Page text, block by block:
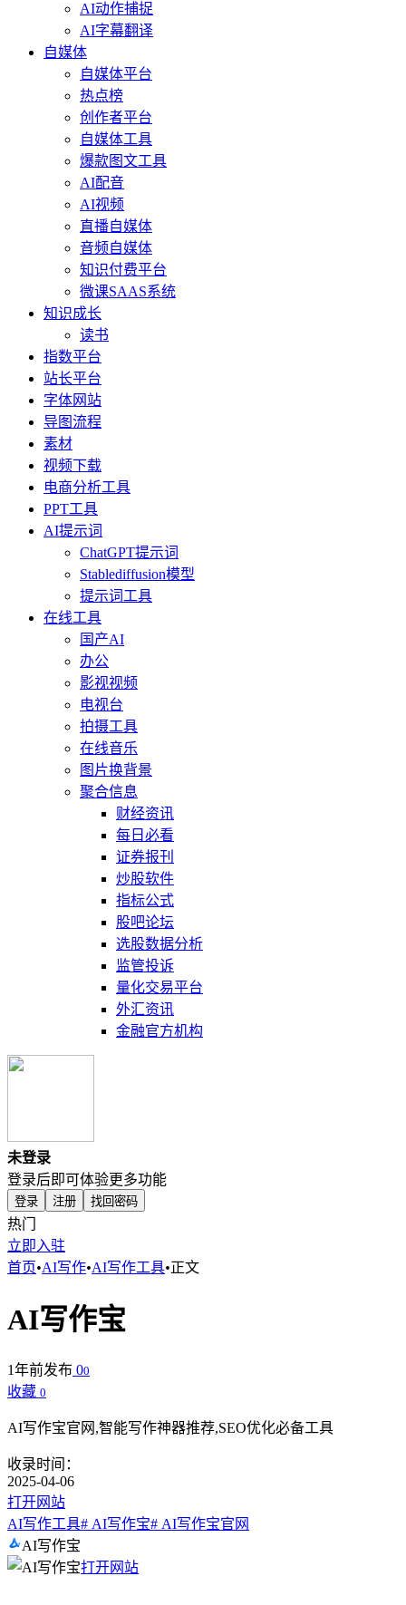
AI动作捕捉
AI字幕翻译
自媒体
自媒体平台
热点榜
创作者平台
自媒体工具
爆款图文工具
AI配音
AI视频
直播自媒体
音频自媒体
知识付费平台
微课SAAS系统
知识成长
读书
指数平台
站长平台
字体网站
导图流程
素材
视频下载
电商分析工具
PPT工具
AI提示词
ChatGPT提示词
Stablediffusion模型
提示词工具
在线工具
国产AI
办公
影视视频
电视台
拍摄工具
在线音乐
图片换背景
聚合信息
财经资讯
每日必看
证券报刊
炒股软件
指标公式
股吧论坛
选股数据分析
监管投诉
量化交易平台
外汇资讯
金融官方机构
未登录
登录后即可体验更多功能
登录 注册 找回密码
热门
立即入驻
首页•AI写作•AI写作工具•正文
AI写作宝
1年前发布 00
收藏 0
AI写作宝官网,智能写作神器推荐,SEO优化必备工具
收录时间：
2025-04-06
打开网站
AI写作工具# AI写作宝# AI写作宝官网
AI写作宝
打开网站